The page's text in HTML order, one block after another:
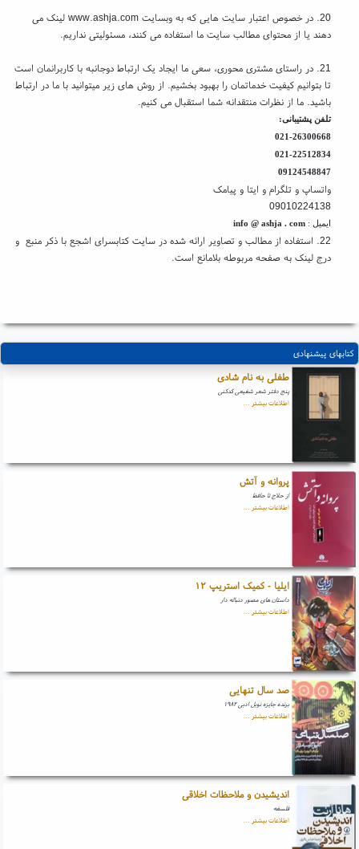
20. در خصوص اعتبار سایت هایی که به وبسایت www.ashja.com لینک می
دهند یا از محتوای مطالب سایت ما استفاده می کنند، مسئولیتی نداریم.
21. در راستای مشتری محوری، سعی ما ایجاد یک ارتباط دوجانبه با کاربرانمان است
تا بتوانیم کیفیت خدماتمان را بهبود بخشیم. از روش های زیر میتوانید با ما در ارتباط
باشید. ما از نظرات منتقدانه شما استقبال می کنیم.
تلفن پشتیبانی:
021-26300668
021-22512834
09124548847
واتساپ و تلگرام و ایتا و پیامک
09010224138
ایمیل : info @ ashja . com
22. استفاده از مطالب و تصاویر ارائه شده در سایت کتابسرای اشجع با ذکر منبع و
درج لینک به صفحه مربوطه بلامانع است.
کتابهای پیشنهادی
طفلی به نام شادی
پنج دفتر شعر شفیعی کدکنی
اطلاعات بیشتر ...
پروانه و آتش
از حلاج تا حافظ
اطلاعات بیشتر ...
ایلیا - کمیک استریپ ۱۲
داستان های مصور دنباله دار
اطلاعات بیشتر ...
صد سال تنهایی
برنده جایزه نوبل ادبی ۱۹۸۲
اطلاعات بیشتر ...
اندیشیدن و ملاحظات اخلاقی
فلسفه
اطلاعات بیشتر ...